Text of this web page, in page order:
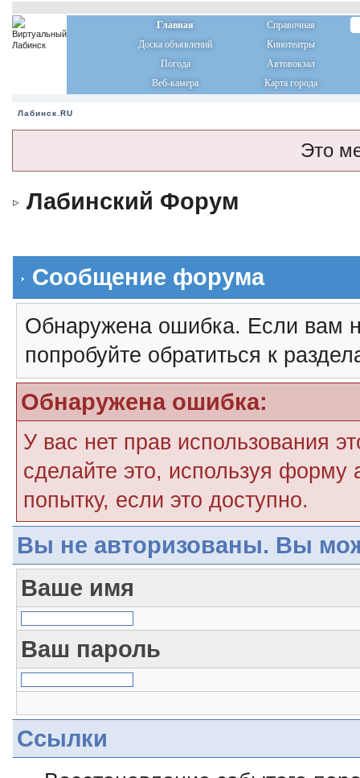
Главная
Справочная
Доска объявлений
Кинотеатры
Погода
Автовокзал
Веб-камера
Карта города
Лабинск.RU
Это
Лабинский Форум
Сообщение форума
Обнаружена ошибка. Если вам
попробуйте обратиться к
Обнаружена ошибка:
У вас нет прав использования
сделайте это, используя форму
попытку, если это доступно.
Вы не авторизованы. Вы
Ваше имя
Ваш пароль
Ссылки